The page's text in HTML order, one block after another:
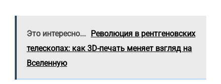
Это интересно... Революция в рентгеновских
телескопах: как 3D-печать меняет взгляд на
Вселенную